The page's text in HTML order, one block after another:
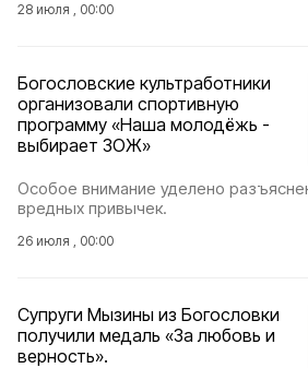
28 июля , 00:00
Богословские культработники
организовали спортивную
программу «Наша молодёжь -
выбирает ЗОЖ»
Особое внимание уделено
вредных привычек.
26 июля , 00:00
Супруги Мызины из Богословки
получили медаль «За любовь и
верность».